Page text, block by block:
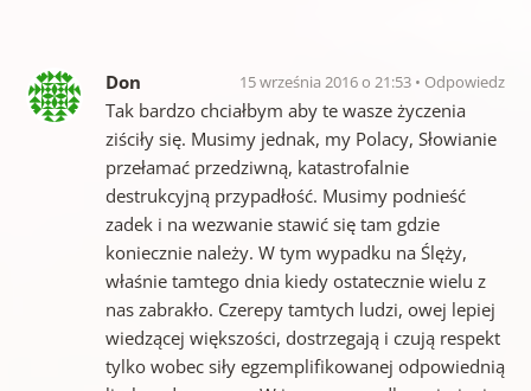
Don 15 września 2016 o 21:53 Odpowiedz
Tak bardzo chciałbym aby te wasze życzenia
ziściły się. Musimy jednak, my Polacy, Słowianie
przełamać przedziwną, katastrofalnie
destrukcyjną przypadłość. Musimy podnieść
zadek i na wezwanie stawić się tam gdzie
koniecznie należy. W tym wypadku na Ślęży,
właśnie tamtego dnia kiedy ostatecznie wielu z
nas zabrakło. Czerepy tamtych ludzi, owej lepiej
wiedzącej większości, dostrzegają i czują respekt
tylko wobec siły egzemplifikowanej odpowiednią